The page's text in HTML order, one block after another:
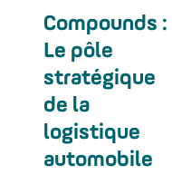
Compounds :
Le pôle
stratégique
de la
logistique
automobile